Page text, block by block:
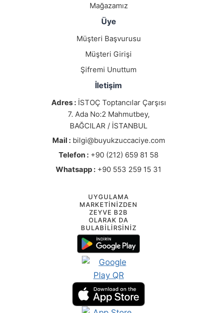
Mağazamız
Üye
Müşteri Başvurusu
Müşteri Girişi
Şifremi Unuttum
İletişim
Adres :İSTOÇ Toptancılar Çarşısı
7. Ada No:2 Mahmutbey,
BAĞCILAR / İSTANBUL
Mail :bilgi@buyukzuccaciye.com
Telefon : +90 (212) 659 81 58
Whatsapp : +90 553 259 15 31
UYGULAMA
MARKETİNİZDEN
ZEYVE B2B
OLARAK DA
BULABİLİRSİNİZ